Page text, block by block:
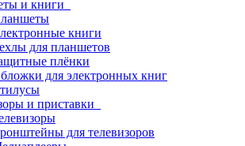
и книги
книги
для планшетов
плёнки
для электронных книг
и приставки
для телевизоров